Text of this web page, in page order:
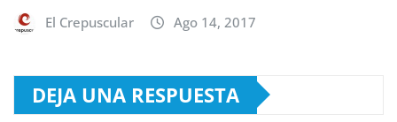
El Crepuscular Ago 14, 2017
DEJA UNA RESPUESTA